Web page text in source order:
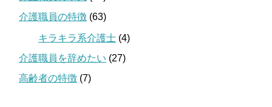
介護職員の特徴 (63)
キラキラ系介護士 (4)
介護職員を辞めたい (27)
高齢者の特徴 (7)